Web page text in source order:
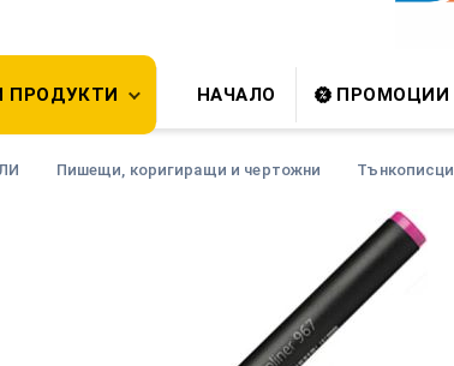
ПРОДУКТИ НАЧАЛО ПРОМОЦИИ
Пишещи, коригиращи и чертожни Тънкописци